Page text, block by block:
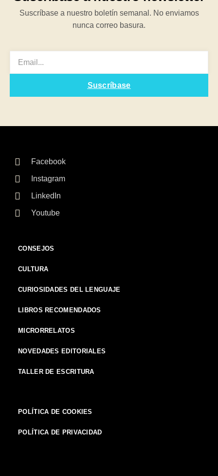
Suscríbase a nuestro boletín semanal. No enviamos
nunca correo basura.
Suscríbase
Facebook
Instagram
LinkedIn
Youtube
CONSEJOS
CULTURA
CURIOSIDADES DEL LENGUAJE
LIBROS RECOMENDADOS
MICRORRELATOS
NOVEDADES EDITORIALES
TALLER DE ESCRITURA
POLÍTICA DE COOKIES
POLÍTICA DE PRIVACIDAD